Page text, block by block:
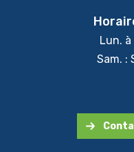
Lun.
Sam. :